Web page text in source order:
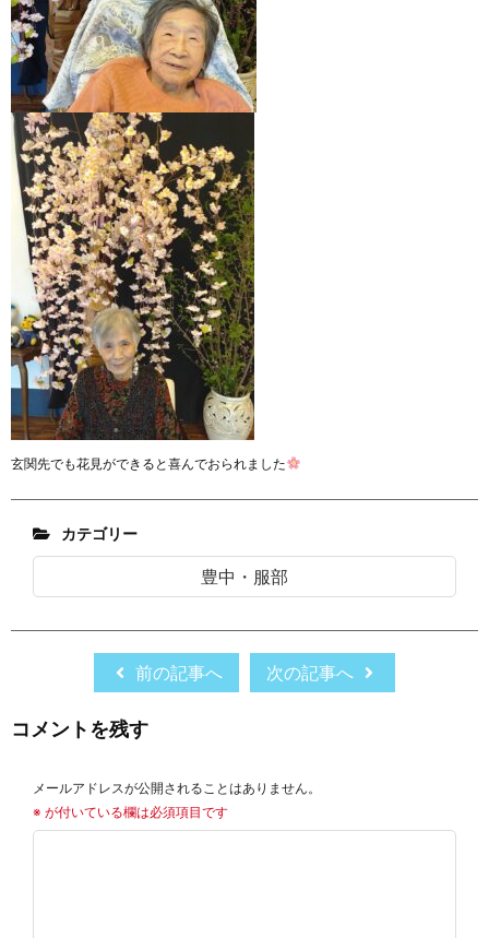
玄関先でも花見ができると喜んでおられました
カテゴリー
豊中・服部
前の記事へ 次の記事へ
コメントを残す
メールアドレスが公開されることはありません。
※ が付いている欄は必須項目です